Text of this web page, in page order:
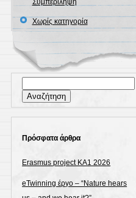
Συμπερίληψη
Χωρίς κατηγορία
για:
Πρόσφατα άρθρα
Erasmus project KA1 2026
eTwinning έργο – “Nature hears